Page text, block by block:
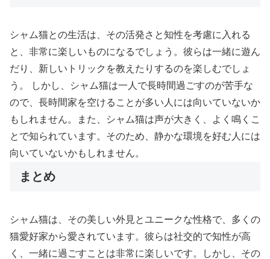
シャム猫との生活は、その活発さと知性を考慮に入れる
と、非常に楽しいものになるでしょう。彼らは一緒に遊ん
だり、新しいトリックを教えたりするのを楽しむでしょ
う。 しかし、シャム猫は一人で長時間過ごすのが苦手な
ので、長時間家を空けることが多い人には向いていないか
もしれません。また、シャム猫は声が大きく、よく鳴くこ
とで知られています。そのため、静かな環境を好む人には
向いていないかもしれません。
まとめ
シャム猫は、その美しい外見とユニークな性格で、多くの
猫愛好家から愛されています。彼らは社交的で知性が高
く、一緒に過ごすことは非常に楽しいです。しかし、その